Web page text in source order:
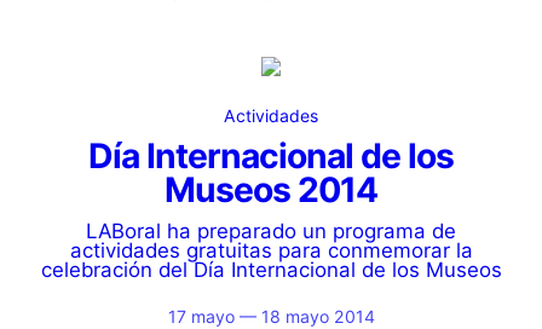
Actividades
Día Internacional de los
Museos 2014
LABoral ha preparado un programa de
actividades gratuitas para conmemorar la
celebración del Día Internacional de los Museos
17 mayo — 18 mayo 2014